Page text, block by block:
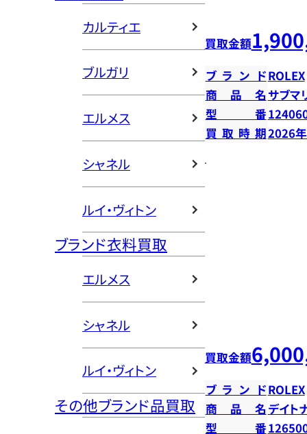
カルティエ
ブルガリ
エルメス
シャネル
ルイ・ヴィトン
ブランド衣料買取
エルメス
シャネル
ルイ・ヴィトン
その他ブランド品買取
買取金額
ブランドROLEX
商品名 サブマ
型番
買取時期2026
買取金額
ブランドROLEX
商品名 デイ
型番